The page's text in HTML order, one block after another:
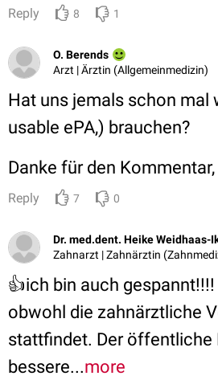
Reply 8 1
O. Berends
Arzt | Ärztin (Allgemeinmedizin)
Hat uns jemals schon mal
usable ePA,) brauchen?
Danke für den
Reply 7 0
Dr. med.dent. Heike Weidhaas-
Zahnarzt | Zahnärztin
👍ich bin auch
obwohl die zahnärztliche
stattfindet. Der öffentliche
bessere...more